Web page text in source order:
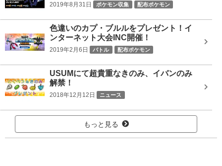
2019年8月31日 ポケモン収集 配布ポケモン
色違いのカプ・ブルルをプレゼント！イ
ンターネット大会INC開催！
2019年2月6日 バトル 配布ポケモン
USUMにて超貴重なきのみ、イバンのみ
解禁！
2018年12月12日 ニュース
もっと見る